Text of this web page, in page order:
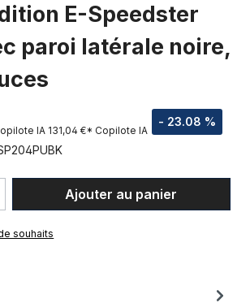
E-Speedster
paroi latérale noire,
- 23.08 %
IA 131,04 €* Copilote IA
produit : Entrez la
Ajouter au panier
souhaits